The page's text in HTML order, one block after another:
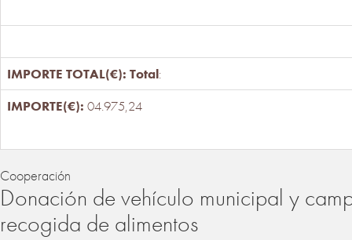
Total:
04.975,24
Cooperación
Donación de vehículo municipal y
recogida de alimentos